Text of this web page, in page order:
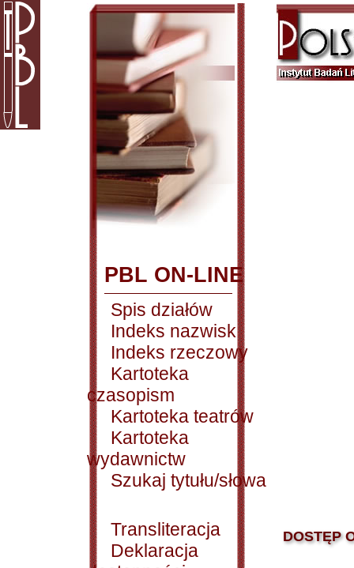
PBL ON-LINE
Spis działów
Indeks nazwisk
Indeks rzeczowy
Kartoteka
czasopism
Kartoteka teatrów
Kartoteka
wydawnictw
Szukaj tytułu/słowa
Transliteracja
Deklaracja
DOSTĘP